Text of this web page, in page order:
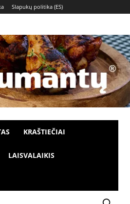
Slapukų politika (ES)
KRAŠTIEČIAI
LAISVALAIKIS